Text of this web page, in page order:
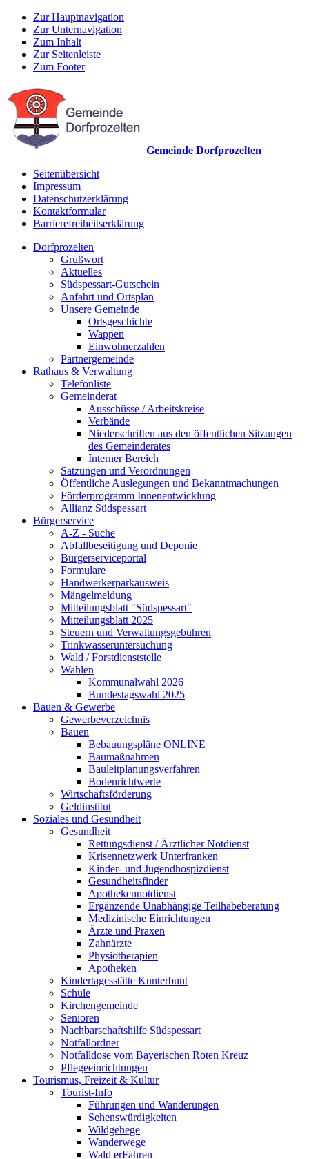
Zur Hauptnavigation
Zur Unternavigation
Zum Inhalt
Zur Seitenleiste
Zum Footer
Gemeinde Dorfprozelten
Seitenübersicht
Impressum
Datenschutzerklärung
Kontaktformular
Barrierefreiheitserklärung
Dorfprozelten
Grußwort
Aktuelles
Südspessart-Gutschein
Anfahrt und Ortsplan
Unsere Gemeinde
Ortsgeschichte
Wappen
Einwohnerzahlen
Partnergemeinde
Rathaus & Verwaltung
Telefonliste
Gemeinderat
Ausschüsse / Arbeitskreise
Verbände
Niederschriften aus den öffentlichen Sitzungen
des Gemeinderates
Interner Bereich
Satzungen und Verordnungen
Öffentliche Auslegungen und Bekanntmachungen
Förderprogramm Innenentwicklung
Allianz Südspessart
Bürgerservice
A-Z - Suche
Abfallbeseitigung und Deponie
Bürgerserviceportal
Formulare
Handwerkerparkausweis
Mängelmeldung
Mitteilungsblatt "Südspessart"
Mitteilungsblatt 2025
Steuern und Verwaltungsgebühren
Trinkwasseruntersuchung
Wald / Forstdienststelle
Wahlen
Kommunalwahl 2026
Bundestagswahl 2025
Bauen & Gewerbe
Gewerbeverzeichnis
Bauen
Bebauungspläne ONLINE
Baumaßnahmen
Bauleitplanungsverfahren
Bodenrichtwerte
Wirtschaftsförderung
Geldinstitut
Soziales und Gesundheit
Gesundheit
Rettungsdienst / Ärztlicher Notdienst
Krisennetzwerk Unterfranken
Kinder- und Jugendhospizdienst
Gesundheitsfinder
Apothekennotdienst
Ergänzende Unabhängige Teilhabeberatung
Medizinische Einrichtungen
Ärzte und Praxen
Zahnärzte
Physiotherapien
Apotheken
Kindertagesstätte Kunterbunt
Schule
Kirchengemeinde
Senioren
Nachbarschaftshilfe Südspessart
Notfallordner
Notfalldose vom Bayerischen Roten Kreuz
Pflegeeinrichtungen
Tourismus, Freizeit & Kultur
Tourist-Info
Führungen und Wanderungen
Sehenswürdigkeiten
Wildgehege
Wanderwege
Wald erFahren